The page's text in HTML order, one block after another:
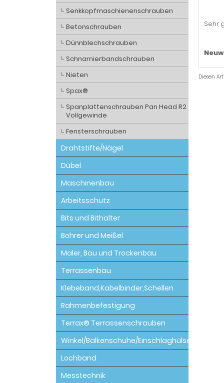
Sehr
Diesen
Senkkopfmaschienenschrauben
Betonschrauben
Dünnblechschrauben
Schnarnierbandschrauben
Nieten
Spax®
Spanplattenschrauben Pan Head R2
Vollgewinde
Fensterschrauben
Drahtstifte/Nägel
Dübel
Maschinenbau
Arbeitsschutz
Bits und Bithalter
Bohrer und Meißel
Maler, Bau und Trockenbau
Terrassenbau
Klebeband,Kabelbinder,Schellen
Rahmenbefestigung
Terrax® Terrassenschrauben
Winkel/Balkenschuhe/Einschlaghülsen
Lochband
Messtechnik